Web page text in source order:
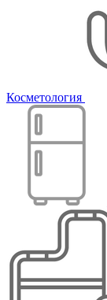
Косметология